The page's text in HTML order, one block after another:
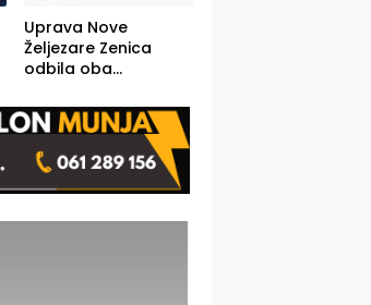
Uprava Nove
Željezare Zenica
odbila oba
FBiH: Ustrajni da je
stečaj jedino rješenje